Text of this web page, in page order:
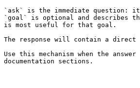
`ask` is the immediate question:
`goal` is optional and describes
is most useful for that goal.
The response will contain a direct
Use this mechanism when the